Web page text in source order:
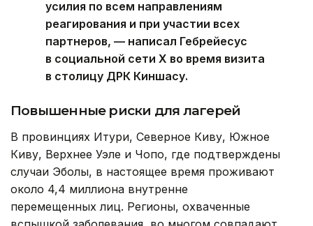
усилия по всем направлениям
реагирования и при участии всех
партнеров, — написал Гебрейесус
в социальной сети Х во время визита
в столицу ДРК Киншасу.
Повышенные риски для лагерей
В провинциях Итури, Северное Киву, Южное
Киву, Верхнее Уэле и Чопо, где подтверждены
случаи Эболы, в настоящее время проживают
около 4,4 миллиона внутренне
перемещенных лиц. Регионы, охваченные